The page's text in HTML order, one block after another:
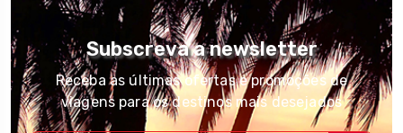
Subscreva a newsletter
Receba as últimas ofertas e promoções de
viagens para os destinos mais desejados